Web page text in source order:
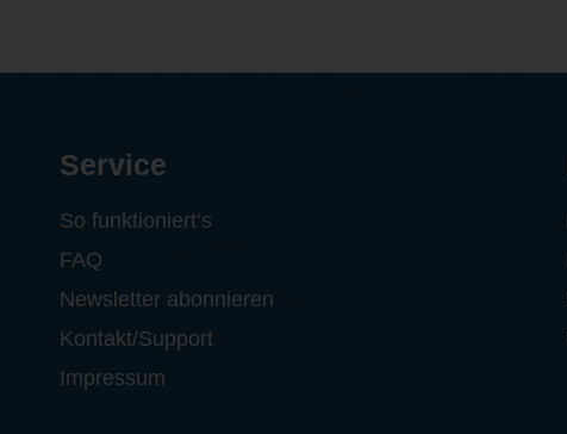
Service
So funktioniert‘s
FAQ
Newsletter abonnieren
Kontakt/Support
Impressum